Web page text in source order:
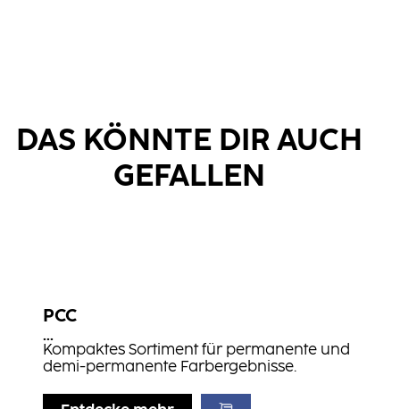
DAS KÖNNTE DIR AUCH
GEFALLEN
PCC
...
Kompaktes Sortiment für permanente und
demi-permanente Farbergebnisse.